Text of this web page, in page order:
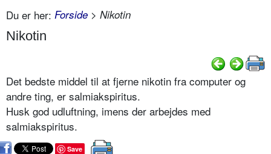
Du er her: Forside > Nikotin
Nikotin
Det bedste middel til at fjerne nikotin fra computer og
andre ting, er salmiakspiritus.
Husk god udluftning, imens der arbejdes med
salmiakspiritus.
Save